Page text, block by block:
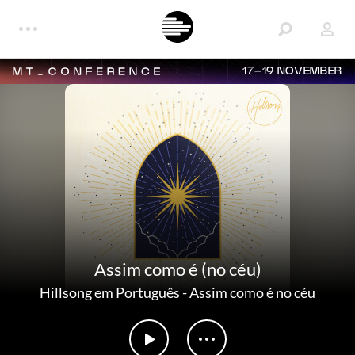
17–19 NOVEMBER
Assim como é (no céu)
Hillsong em Português-Assim como é no céu